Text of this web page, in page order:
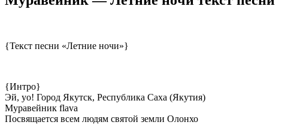
{Текст песни «Летние ночи»}
{Интро}
Эй, yo! Город Якутск, Республика Саха (Якутия)
Муравейник flava
Посвящается всем людям святой земли Олонхо